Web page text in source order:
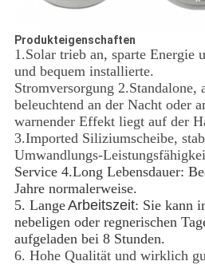
Produkteigenschaften
1.Solar trieb an, sparte Energie
und bequem installierte.
Stromversorgung 2.Standalone,
beleuchtend an der Nacht oder
warnender Effekt liegt auf der
3.Imported Siliziumscheibe,
Umwandlungs-
Service 4.Long Lebensdauer:
Jahre normalerweise.
5. LangeArbeitszeit: Sie kann
nebeligen oder regnerischen
aufgeladen bei 8 Stunden.
6. Hohe Qualität und wirklich